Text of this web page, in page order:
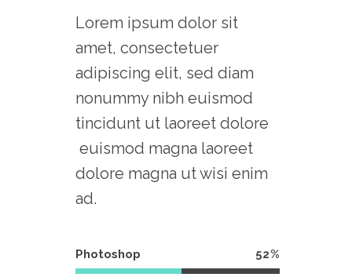
Lorem ipsum dolor sit
amet, consectetuer
adipiscing elit, sed diam
nonummy nibh euismod
tincidunt ut laoreet dolore
euismod magna laoreet
dolore magna ut wisi enim
ad.
Photoshop 52